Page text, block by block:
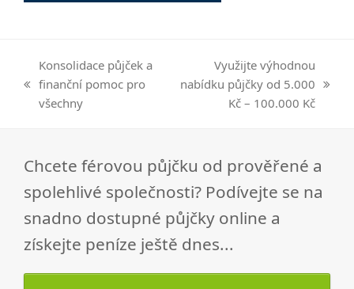
previous
post:
Konsolidace půjček a
finanční pomoc pro
všechny
next
Využijte výhodnou
nabídku půjčky od 5.000
Kč – 100.000 Kč
Chcete férovou půjčku od prověřené a
spolehlivé společnosti? Podívejte se na
snadno dostupné půjčky online a
získejte peníze ještě dnes...